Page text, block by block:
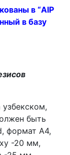
в “AIP
в базу
быть
формат А4,
-20 мм,